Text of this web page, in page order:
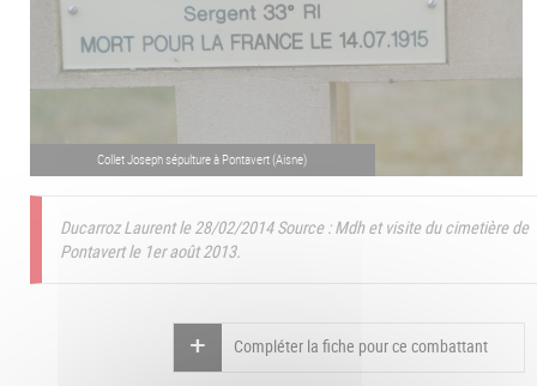
Collet Joseph sépulture à Pontavert (Aisne)
Ducarroz Laurent le 28/02/2014Source : Mdh et visite du cimetière de
Pontavert le 1er août 2013.
Compléter la fiche pour ce combattant